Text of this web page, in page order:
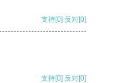
支持[0] 反对[0]
支持[0] 反对[0]